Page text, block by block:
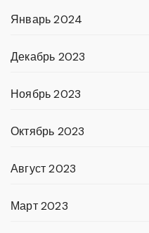
Январь 2024
Декабрь 2023
Ноябрь 2023
Октябрь 2023
Август 2023
Март 2023